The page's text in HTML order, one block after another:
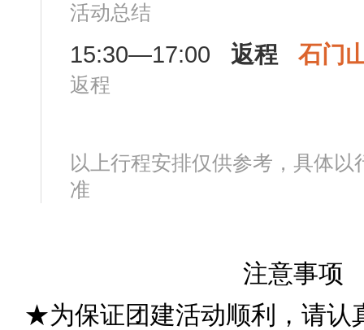
活动总结
15:30—17:00 返程 石门
返程
以上行程安排仅供参考，具体
准
注意事项
★为保证团建活动顺利，请认